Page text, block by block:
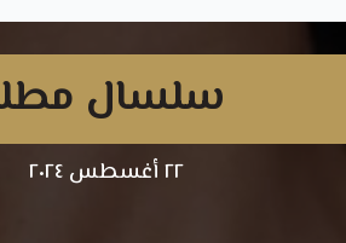
سلسال مطلي
٢٢ أغسطس ٢٠٢٤